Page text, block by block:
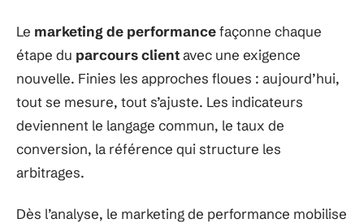
Le marketing de performancefaçonne chaque
étape du parcours clientavec une exigence
nouvelle. Finies les approches floues : aujourd’hui,
tout se mesure, tout s’ajuste. Les indicateurs
deviennent le langage commun, le taux de
conversion, la référence qui structure les
arbitrages.
Dès l’analyse, le marketing de performance mobilise